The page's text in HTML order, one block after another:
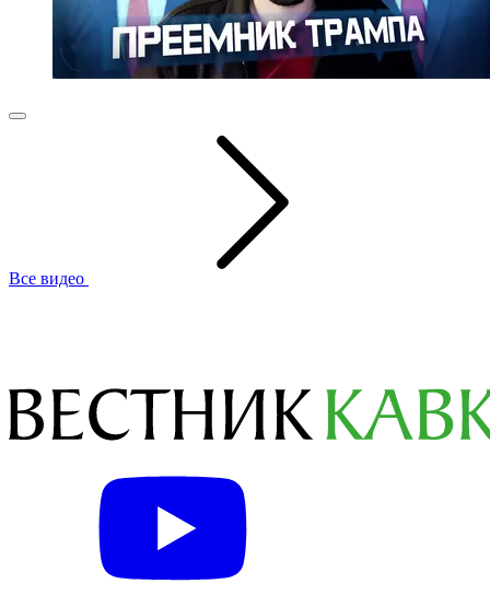
Все видео